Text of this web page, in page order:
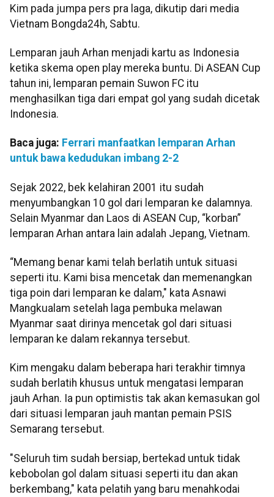
Kim pada jumpa pers pra laga, dikutip dari media
Vietnam Bongda24h, Sabtu.
Lemparan jauh Arhan menjadi kartu as Indonesia
ketika skema open play mereka buntu. Di ASEAN Cup
tahun ini, lemparan pemain Suwon FC itu
menghasilkan tiga dari empat gol yang sudah dicetak
Indonesia.
Baca juga: Ferrari manfaatkan lemparan Arhan
untuk bawa kedudukan imbang 2-2
Sejak 2022, bek kelahiran 2001 itu sudah
menyumbangkan 10 gol dari lemparan ke dalamnya.
Selain Myanmar dan Laos di ASEAN Cup, “korban”
lemparan Arhan antara lain adalah Jepang, Vietnam.
“Memang benar kami telah berlatih untuk situasi
seperti itu. Kami bisa mencetak dan memenangkan
tiga poin dari lemparan ke dalam," kata Asnawi
Mangkualam setelah laga pembuka melawan
Myanmar saat dirinya mencetak gol dari situasi
lemparan ke dalam rekannya tersebut.
Kim mengaku dalam beberapa hari terakhir timnya
sudah berlatih khusus untuk mengatasi lemparan
jauh Arhan. Ia pun optimistis tak akan kemasukan gol
dari situasi lemparan jauh mantan pemain PSIS
Semarang tersebut.
"Seluruh tim sudah bersiap, bertekad untuk tidak
kebobolan gol dalam situasi seperti itu dan akan
berkembang," kata pelatih yang baru menahkodai